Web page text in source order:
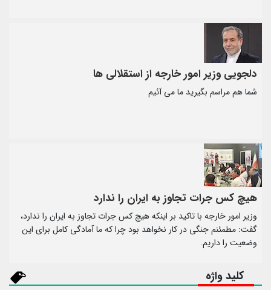
دلجویی وزیر امور خارجه از استقلالی ها
شما هم مراسم بگیرید ما می آئیم
هیچ کس جرات تجاوز به ایران را ندارد
وزیر امور خارجه با تاکید بر اینکه هیچ کس جرات تجاوز به ایران را ندارد،
گفت: مطمئنم جنگی در کار نخواهد بود چرا که ما آمادگی کامل برای این
وضعیت را داریم.
کلید واژه